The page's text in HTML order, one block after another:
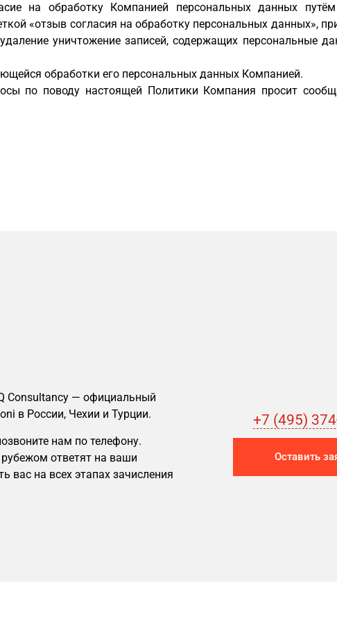
на обработку Компанией персональных данных
«отзыв согласия на обработку персональных данных»,
уничтожение записей, содержащих персональные
обработки его персональных данных Компанией.
по поводу настоящей Политики Компания просит
Consultancy — официальный
в России, Чехии и Турции.
нам по телефону.
ответят на ваши
вас на всех этапах зачисления
+7 (495)
Оставить